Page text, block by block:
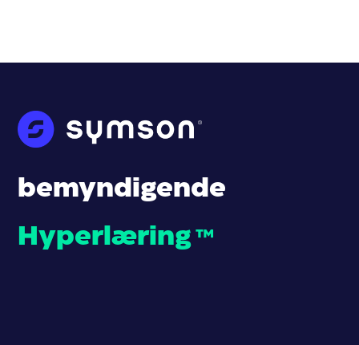
bemyndigende
Hyperlæring ™